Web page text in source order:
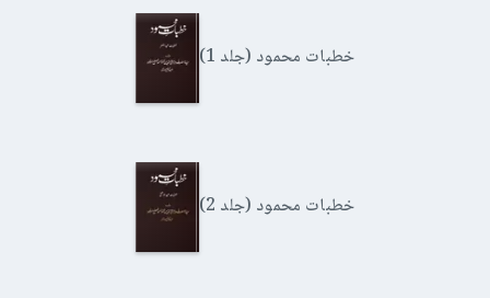
خطبات محمود (جلد 1)
خطبات محمود (جلد 2)